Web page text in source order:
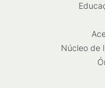
Núcleo de